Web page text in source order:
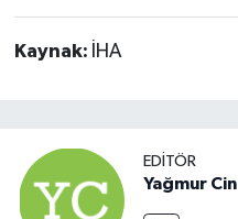
Kaynak: İHA
EDITÖR
Yağmur Cin